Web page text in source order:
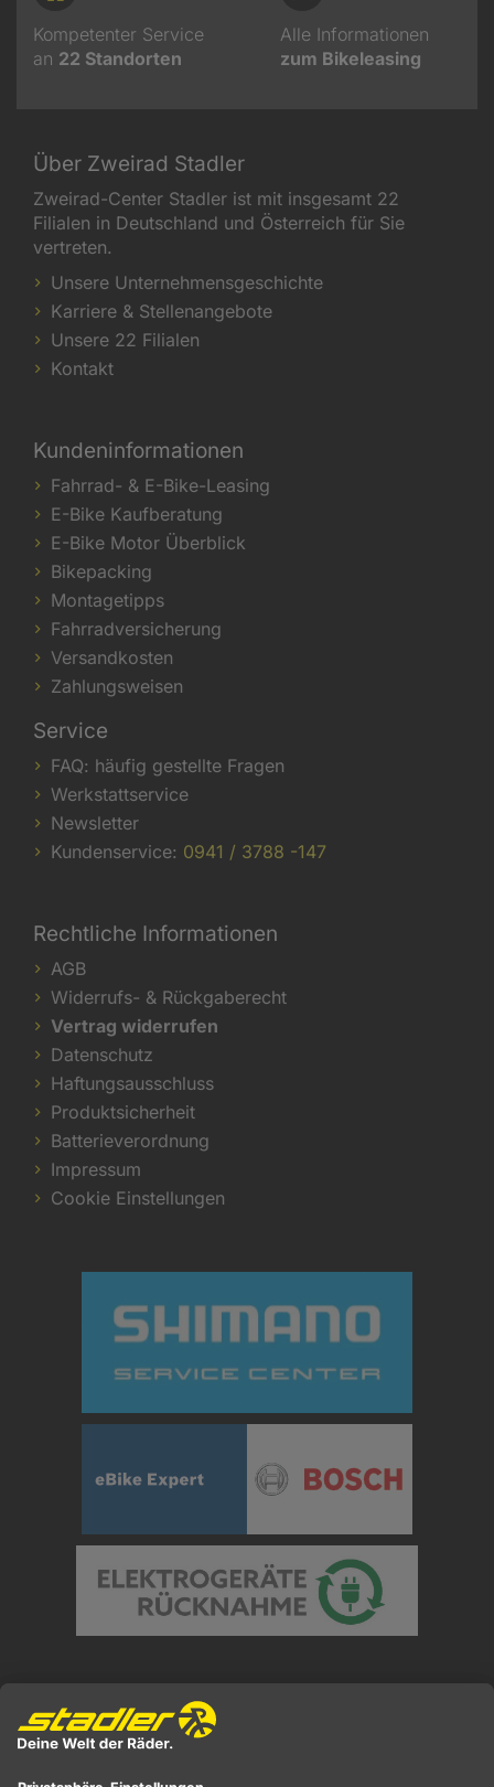
Kompetenter Service
an 22 Standorten
Alle Informationen
zum Bikeleasing
Über Zweirad Stadler
Zweirad-Center Stadler ist mit insgesamt 22
Filialen in Deutschland und Österreich für Sie
vertreten.
Unsere Unternehmensgeschichte
Karriere & Stellenangebote
Unsere 22 Filialen
Kontakt
Kundeninformationen
Fahrrad- & E-Bike-Leasing
E-Bike Kaufberatung
E-Bike Motor Überblick
Bikepacking
Montagetipps
Fahrradversicherung
Versandkosten
Zahlungsweisen
Service
FAQ: häufig gestellte Fragen
Werkstattservice
Newsletter
Kundenservice: 0941 / 3788 -147
Rechtliche Informationen
AGB
Widerrufs- & Rückgaberecht
Vertrag widerrufen
Datenschutz
Haftungsausschluss
Produktsicherheit
Batterieverordnung
Impressum
Cookie Einstellungen